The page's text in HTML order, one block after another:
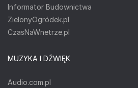
Informator Budownictwa
ZielonyOgródek.pl
CzasNaWnetrze.pl
MUZYKA I DŹWIĘK
Audio.com.pl